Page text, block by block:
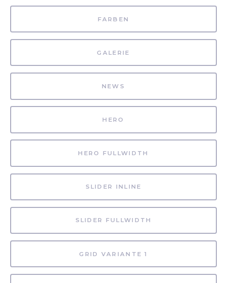
FARBEN
GALERIE
NEWS
HERO
HERO FULLWIDTH
SLIDER INLINE
SLIDER FULLWIDTH
GRID VARIANTE 1